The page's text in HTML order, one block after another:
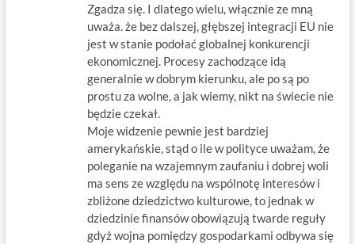
Zgadza się. I dlatego wielu, włącznie ze mną
uważa. że bez dalszej, głębszej integracji EU nie
jest w stanie podołać globalnej konkurencji
ekonomicznej. Procesy zachodzące idą
generalnie w dobrym kierunku, ale po są po
prostu za wolne, a jak wiemy, nikt na świecie nie
będzie czekał.
Moje widzenie pewnie jest bardziej
amerykańskie, stąd o ile w polityce uważam, że
poleganie na wzajemnym zaufaniu i dobrej woli
ma sens ze względu na wspólnotę interesów i
zbliżone dziedzictwo kulturowe, to jednak w
dziedzinie finansów obowiązują twarde reguły
gdyż wojna pomiędzy gospodarkami odbywa się